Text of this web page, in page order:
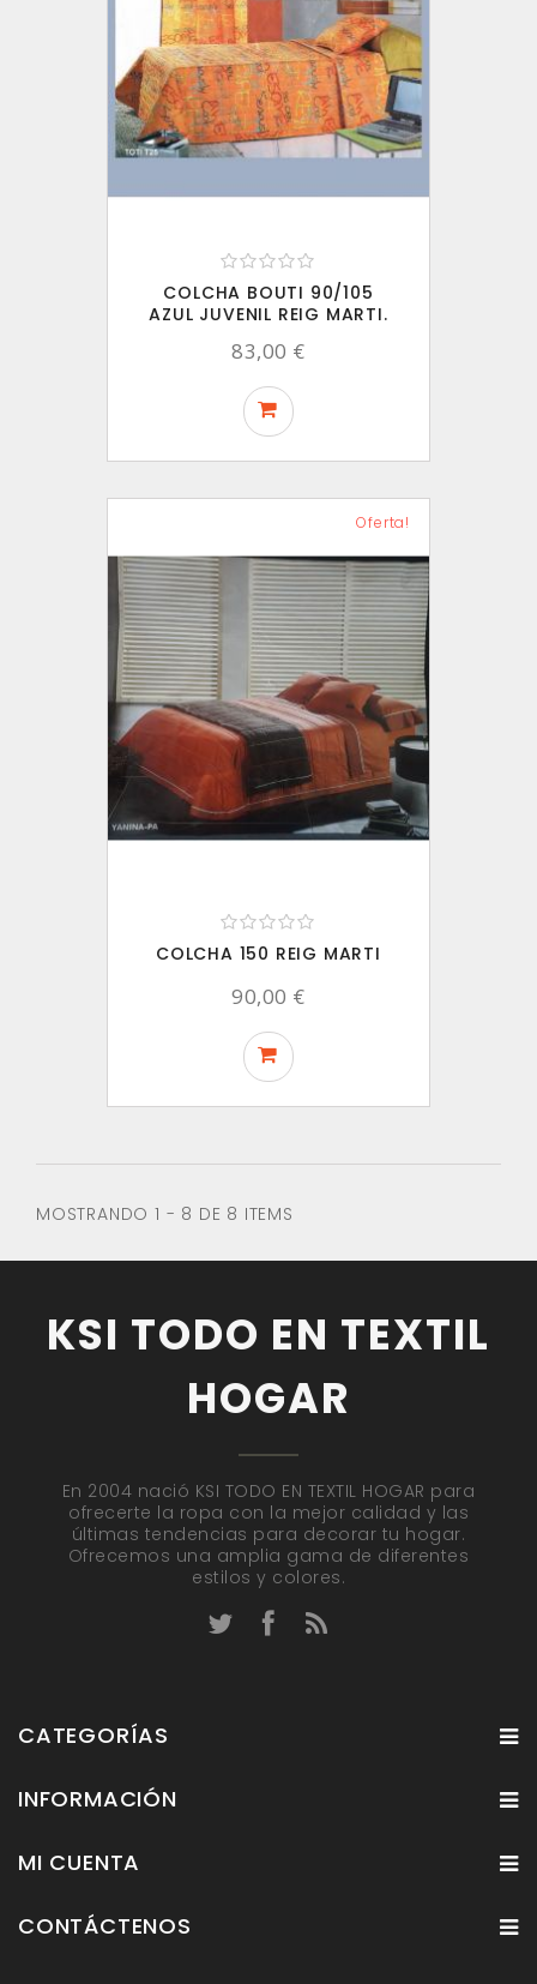
COLCHA BOUTI 90/105
AZUL JUVENIL REIG MARTI.
83,00 €
Oferta!
COLCHA 150 REIG MARTI
90,00 €
MOSTRANDO 1 - 8 DE 8 ITEMS
KSI TODO EN TEXTIL
HOGAR
En 2004 nació KSI TODO EN TEXTIL HOGAR para
ofrecerte la ropa con la mejor calidad y las
últimas tendencias para decorar tu hogar.
Ofrecemos una amplia gama de diferentes
estilos y colores.
CATEGORÍAS
INFORMACIÓN
MI CUENTA
CONTÁCTENOS